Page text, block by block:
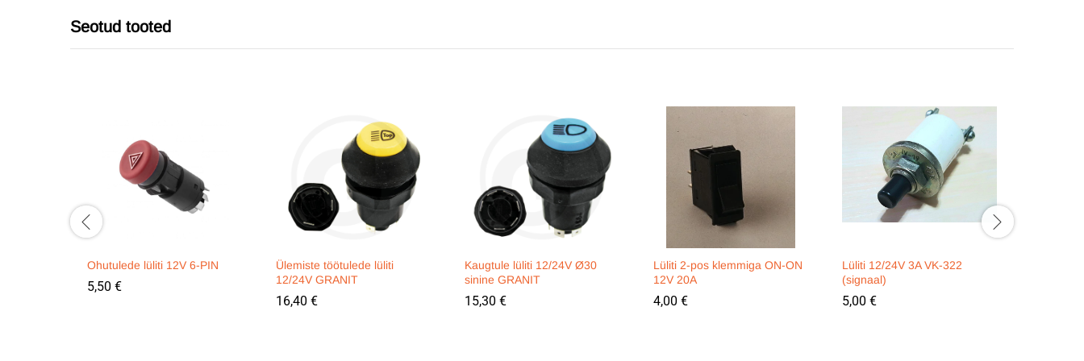
Seotud tooted
Ohutulede lüliti 12V 6-PIN
5,50 €
Ülemiste töötulede lüliti
12/24V GRANIT
16,40 €
Kaugtule lüliti 12/24V Ø30
sinine GRANIT
15,30 €
Lüliti 2-pos klemmiga ON-ON
12V 20A
4,00 €
Lüliti 12/24V 3A VK-322
(signaal)
5,00 €